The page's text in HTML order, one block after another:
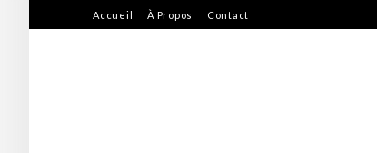
Accueil À Propos Contact